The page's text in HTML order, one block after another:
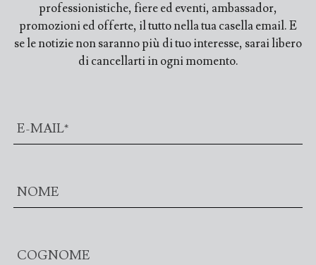
professionistiche, fiere ed eventi, ambassador,
promozioni ed offerte, il tutto nella tua casella email. E
se le notizie non saranno più di tuo interesse, sarai libero
di cancellarti in ogni momento.